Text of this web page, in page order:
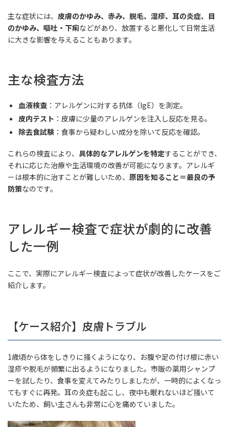
主な症状には、 皮膚のかゆみ、赤み、脱毛、湿疹、耳の炎症、目
のかゆみ、嘔吐・下痢などがあり、放置すると悪化して日常生活
に大きな影響を与えることもあります。
主な検査方法
血液検査 ：アレルゲンに対する抗体（IgE）を測定。
皮内テスト ：皮膚に少量のアレルゲンを注入し反応を見る。
除去食試験 ：食事から疑わしい成分を除いて反応を確認。
これらの検査により、 具体的なアレルゲンを特定することができ、
それに応じた治療や生活環境の改善が可能になります。アレルギ
ーは根本的に治すことが難しいため、 原因を知ること＝最良の予
防策なのです。
アレルギー検査で症状が劇的に改善
した一例
ここで、実際にアレルギー検査によって症状が改善したケースをご
紹介します。
【ケース紹介】皮膚トラブル
1歳頃から体をしきりに掻くようになり、お腹や足の付け根に赤い
湿疹や脱毛が頻繁に出るようになりました。市販の薬用シャンプ
ーを試したり、食事を変えてみたりしましたが、一時的によくなっ
てもすぐに再発。耳の炎症も起こし、夜中も眠れないほど掻いて
いたため、飼い主さんも非常に心を痛めていました。